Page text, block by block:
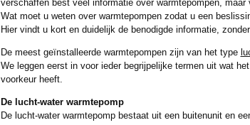
verschaffen best veel informatie over warmtepompen,
Wat moet u weten over warmtepompen zodat u een
Hier vindt u kort en duidelijk de benodigde informatie,
De meest geïnstalleerde warmtepompen zijn van het type
We leggen eerst in voor ieder begrijpelijke termen uit wat
voorkeur heeft.
De lucht-water warmtepomp
De lucht-water warmtepomp bestaat uit een buitenunit en